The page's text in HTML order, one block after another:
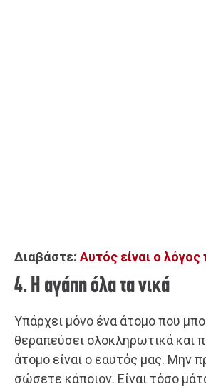
Διαβάστε:Αυτός είναι ο
4. Η αγάπη όλα τα νικά
Υπάρχει μόνο ένα άτομο που
θεραπεύσει ολοκληρωτικά και
άτομο είναι ο εαυτός μας. Μην
σώσετε κάποιον. Είναι τόσο